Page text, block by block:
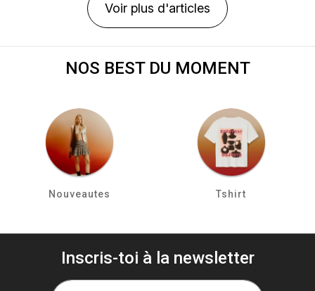
Voir plus d'articles
NOS BEST DU MOMENT
Nouveautes Tshirt
Inscris-toi à la newsletter